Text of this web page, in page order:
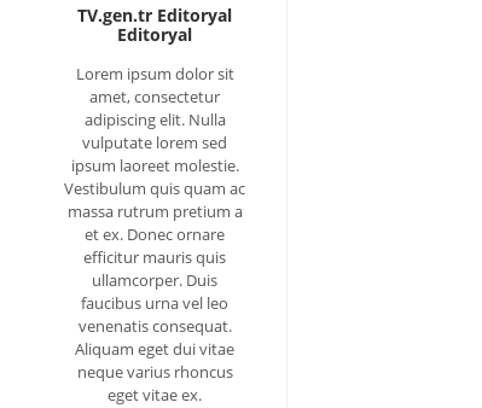
TV.gen.tr Editoryal
Editoryal
Lorem ipsum dolor sit
amet, consectetur
adipiscing elit. Nulla
vulputate lorem sed
ipsum laoreet molestie.
Vestibulum quis quam ac
massa rutrum pretium a
et ex. Donec ornare
efficitur mauris quis
ullamcorper. Duis
faucibus urna vel leo
venenatis consequat.
Aliquam eget dui vitae
neque varius rhoncus
eget vitae ex.